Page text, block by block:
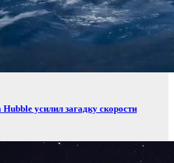
усилил загадку скорости